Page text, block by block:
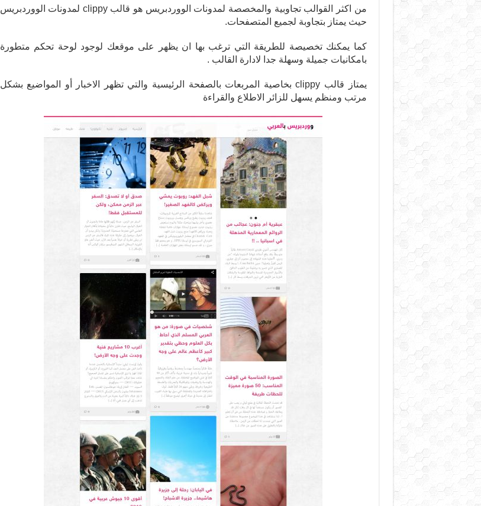
من اكثر القوالب تجاوبية والمخصصة لمدونات الووردبريس هو قالب clippy لمدونات الووردبريس
حيث يمتاز بتجاوبة لجميع المتصفحات.
كما يمكنك تخصيصة للطريقة التي ترغب بها ان يظهر على موقعك لوجود لوحة تحكم متطورة
بامكانيات جميلة وسهلة جدا لادارة القالب .
يمتاز قالب clippy بخاصية المربعات بالصفحة الرئيسية والتي تظهر الاخبار أو المواضيع بشكل
مرتب ومنظم يسهل للزائر الاطلاع والقراءة